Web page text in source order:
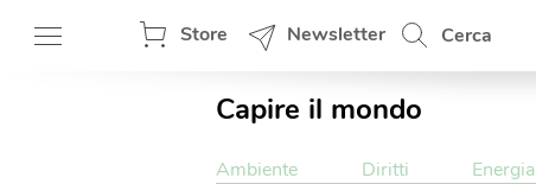
Store Newsletter Cerca
Capire il mondo
Ambiente Diritti Energia